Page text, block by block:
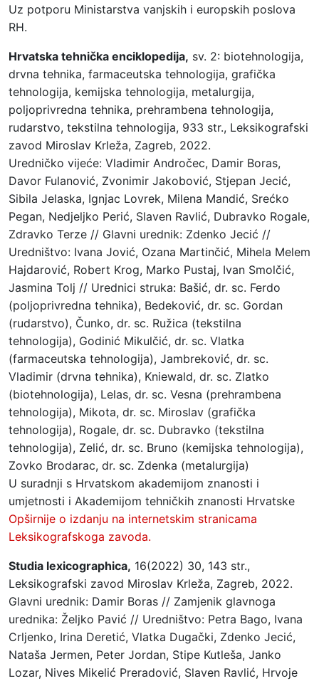
Uz potporu Ministarstva vanjskih i europskih poslova
RH.
Hrvatska tehnička enciklopedija, sv. 2: biotehnologija,
drvna tehnika, farmaceutska tehnologija, grafička
tehnologija, kemijska tehnologija, metalurgija,
poljoprivredna tehnika, prehrambena tehnologija,
rudarstvo, tekstilna tehnologija, 933 str., Leksikografski
zavod Miroslav Krleža, Zagreb, 2022.
Uredničko vijeće: Vladimir Andročec, Damir Boras,
Davor Fulanović, Zvonimir Jakobović, Stjepan Jecić,
Sibila Jelaska, Ignjac Lovrek, Milena Mandić, Srećko
Pegan, Nedjeljko Perić, Slaven Ravlić, Dubravko Rogale,
Zdravko Terze // Glavni urednik: Zdenko Jecić //
Uredništvo: Ivana Jović, Ozana Martinčić, Mihela Melem
Hajdarović, Robert Krog, Marko Pustaj, Ivan Smolčić,
Jasmina Tolj // Urednici struka: Bašić, dr. sc. Ferdo
(poljoprivredna tehnika), Bedeković, dr. sc. Gordan
(rudarstvo), Čunko, dr. sc. Ružica (tekstilna
tehnologija), Godinić Mikulčić, dr. sc. Vlatka
(farmaceutska tehnologija), Jambreković, dr. sc.
Vladimir (drvna tehnika), Kniewald, dr. sc. Zlatko
(biotehnologija), Lelas, dr. sc. Vesna (prehrambena
tehnologija), Mikota, dr. sc. Miroslav (grafička
tehnologija), Rogale, dr. sc. Dubravko (tekstilna
tehnologija), Zelić, dr. sc. Bruno (kemijska tehnologija),
Zovko Brodarac, dr. sc. Zdenka (metalurgija)
U suradnji s Hrvatskom akademijom znanosti i
umjetnosti i Akademijom tehničkih znanosti Hrvatske
Opširnije o izdanju na internetskim stranicama
Leksikografskoga zavoda.
Studia lexicographica, 16(2022) 30, 143 str.,
Leksikografski zavod Miroslav Krleža, Zagreb, 2022.
Glavni urednik: Damir Boras // Zamjenik glavnoga
urednika: Željko Pavić // Uredništvo: Petra Bago, Ivana
Crljenko, Irina Deretić, Vlatka Dugački, Zdenko Jecić,
Nataša Jermen, Peter Jordan, Stipe Kutleša, Janko
Lozar, Nives Mikelić Preradović, Slaven Ravlić, Hrvoje